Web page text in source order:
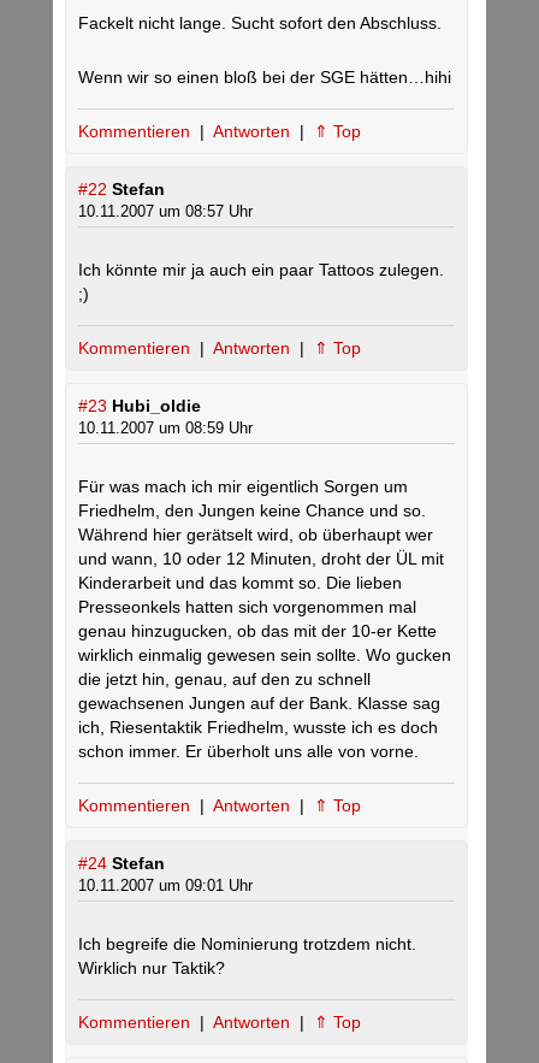
Fackelt nicht lange. Sucht sofort den Abschluss.
Wenn wir so einen bloß bei der SGE hätten…hihi
Kommentieren | Antworten | ⇑ Top
#22 Stefan
10.11.2007 um 08:57 Uhr
Ich könnte mir ja auch ein paar Tattoos zulegen.
;)
Kommentieren | Antworten | ⇑ Top
#23 Hubi_oldie
10.11.2007 um 08:59 Uhr
Für was mach ich mir eigentlich Sorgen um
Friedhelm, den Jungen keine Chance und so.
Während hier gerätselt wird, ob überhaupt wer
und wann, 10 oder 12 Minuten, droht der ÜL mit
Kinderarbeit und das kommt so. Die lieben
Presseonkels hatten sich vorgenommen mal
genau hinzugucken, ob das mit der 10-er Kette
wirklich einmalig gewesen sein sollte. Wo gucken
die jetzt hin, genau, auf den zu schnell
gewachsenen Jungen auf der Bank. Klasse sag
ich, Riesentaktik Friedhelm, wusste ich es doch
schon immer. Er überholt uns alle von vorne.
Kommentieren | Antworten | ⇑ Top
#24 Stefan
10.11.2007 um 09:01 Uhr
Ich begreife die Nominierung trotzdem nicht.
Wirklich nur Taktik?
Kommentieren | Antworten | ⇑ Top